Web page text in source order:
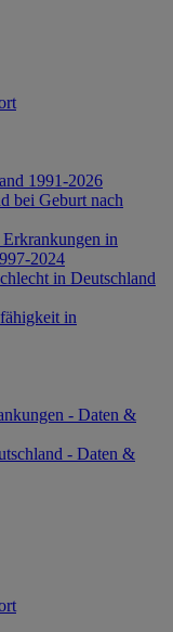
1991-2026
bei Geburt nach
in
2024
in Deutschland
in
- Daten &
- Daten &